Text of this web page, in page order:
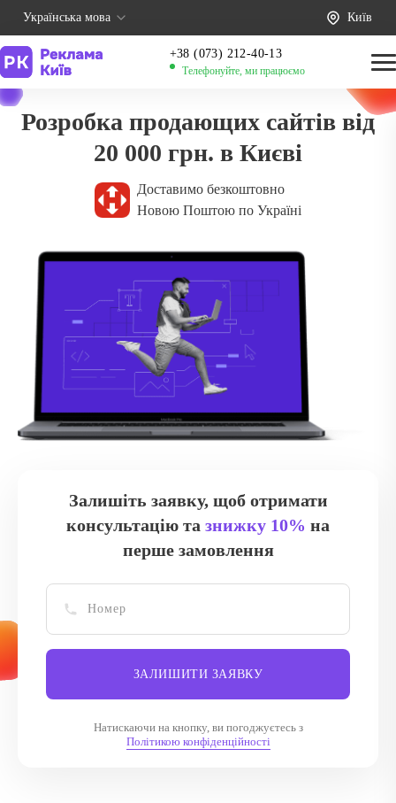
Українська мова Київ
+38 (073) 212-40-13
Телефонуйте, ми працюємо
Розробка продающих сайтів від
20 000 грн. в Києві
Доставимо безкоштовно
Новою Поштою по Україні
Залишіть заявку, щоб отримати
консультацію та знижку 10% на
перше замовлення
ЗАЛИШИТИ ЗАЯВКУ
Натискаючи на кнопку, ви погоджуєтесь з
Політикою конфіденційності